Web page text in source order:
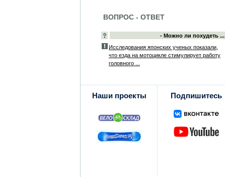
ВОПРОС - ОТВЕТ
- Можно ли похудеть ...
Исследования японских ученых показали,
что езда на мотоцикле стимулирует работу
головного ...
Наши проекты Подпишитесь